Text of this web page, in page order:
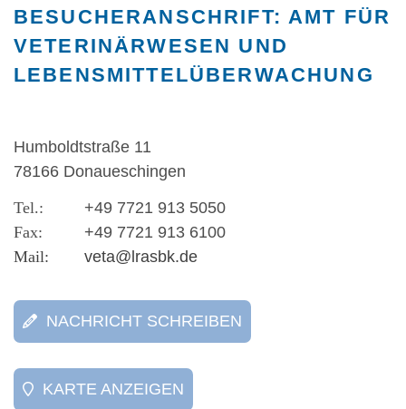
BESUCHERANSCHRIFT: AMT FÜR
VETERINÄRWESEN UND
LEBENSMITTELÜBERWACHUNG
Humboldtstraße 11
78166 Donaueschingen
+49 7721 913 5050
+49 7721 913 6100
veta@lrasbk.de
NACHRICHT SCHREIBEN
KARTE ANZEIGEN